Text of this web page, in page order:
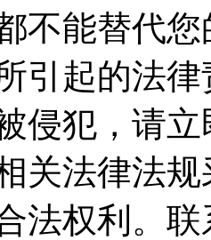
不能替代
引起的法
侵犯，请
关法律法
法权利。